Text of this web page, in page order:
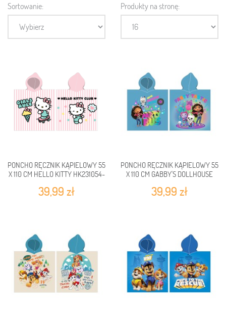
Sortowanie: Produkty na stronę:
PONCHO RĘCZNIK KĄPIELOWY 55
X 110 CM HELLO KITTY HK231054-
39,99 zł
PONCHO RĘCZNIK KĄPIELOWY 55
X 110 CM GABBY'S DOLLHOUSE
39,99 zł